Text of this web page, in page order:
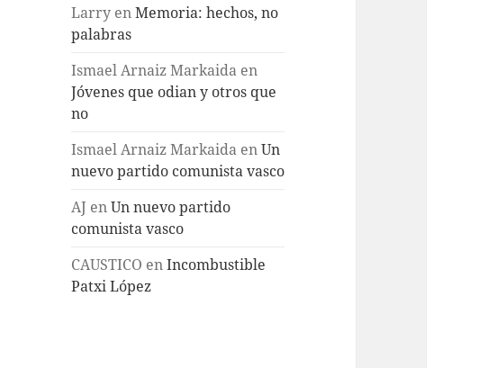
Larry enMemoria: hechos, no
palabras
Ismael Arnaiz Markaida en
Jóvenes que odian y otros que
no
Ismael Arnaiz Markaida enUn
nuevo partido comunista vasco
AJ enUn nuevo partido
comunista vasco
CAUSTICO enIncombustible
Patxi López